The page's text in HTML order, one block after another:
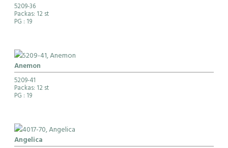
5209-36
Packas: 12 st
PG : 19
Anemon
5209-41
Packas: 12 st
PG : 19
Angelica